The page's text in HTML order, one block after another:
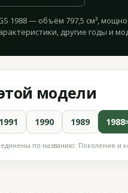
1988 — объём 797,5 см³,
другие годы и
модели
1991 1990 1989 1988
по названию. Поколение и